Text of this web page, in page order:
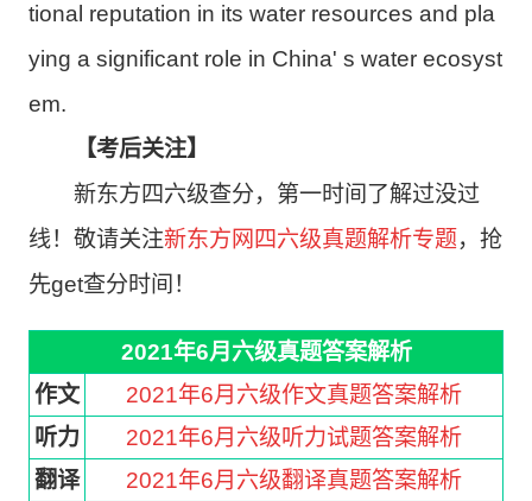
tional reputation in its water resources and pla
ying a significant role in China' s water ecosyst
em.
【考后关注】
新东方四六级查分，第一时间了解过没过
线！敬请关注新东方网四六级真题解析专题，抢
先get查分时间！
2021年6月六级真题答案解析
作文
2021年6月六级作文真题答案解析
听力
2021年6月六级听力试题答案解析
翻译
2021年6月六级翻译真题答案解析